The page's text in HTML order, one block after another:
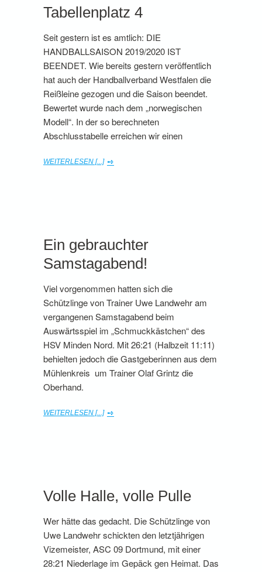
Tabellenplatz 4
Seit gestern ist es amtlich: DIE
HANDBALLSAISON 2019/2020 IST
BEENDET. Wie bereits gestern veröffentlich
hat auch der Handballverband Westfalen die
Reißleine gezogen und die Saison beendet.
Bewertet wurde nach dem „norwegischen
Modell“. In der so berechneten
Abschlusstabelle erreichen wir einen
WEITERLESEN [...]
Ein gebrauchter
Samstagabend!
Viel vorgenommen hatten sich die
Schützlinge von Trainer Uwe Landwehr am
vergangenen Samstagabend beim
Auswärtsspiel im „Schmuckkästchen“ des
HSV Minden Nord. Mit 26:21 (Halbzeit 11:11)
behielten jedoch die Gastgeberinnen aus dem
Mühlenkreis um Trainer Olaf Grintz die
Oberhand.
WEITERLESEN [...]
Volle Halle, volle Pulle
Wer hätte das gedacht. Die Schützlinge von
Uwe Landwehr schickten den letztjährigen
Vizemeister, ASC 09 Dortmund, mit einer
28:21 Niederlage im Gepäck gen Heimat. Das